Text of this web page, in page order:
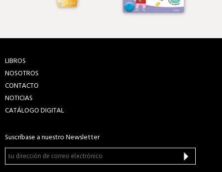
LIBROS
NOSOTROS
CONTACTO
NOTICIAS
CATÁLOGO DIGITAL
Suscríbase a nuestro Newsletter